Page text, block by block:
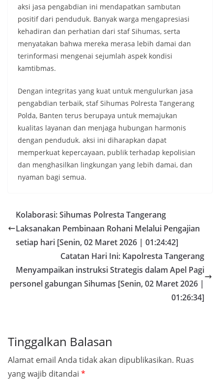
aksi jasa pengabdian ini mendapatkan sambutan
positif dari penduduk. Banyak warga mengapresiasi
kehadiran dan perhatian dari staf Sihumas, serta
menyatakan bahwa mereka merasa lebih damai dan
terinformasi mengenai sejumlah aspek kondisi
kamtibmas.
Dengan integritas yang kuat untuk mengulurkan jasa
pengabdian terbaik, staf Sihumas Polresta Tangerang
Polda, Banten terus berupaya untuk memajukan
kualitas layanan dan menjaga hubungan harmonis
dengan penduduk. aksi ini diharapkan dapat
memperkuat kepercayaan, publik terhadap kepolisian
dan menghasilkan lingkungan yang lebih damai, dan
nyaman bagi semua.
Kolaborasi: Sihumas Polresta Tangerang
Laksanakan Pembinaan Rohani Melalui Pengajian
setiap hari [Senin, 02 Maret 2026 | 01:24:42]
Catatan Hari Ini: Kapolresta Tangerang
Menyampaikan instruksi Strategis dalam Apel Pagi
personel gabungan Sihumas [Senin, 02 Maret 2026 |
01:26:34]
Tinggalkan Balasan
Alamat email Anda tidak akan dipublikasikan. Ruas
yang wajib ditandai *